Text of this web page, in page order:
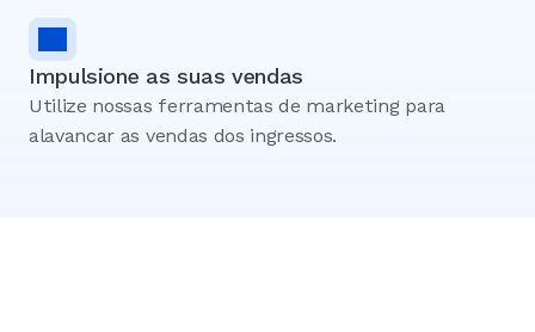
Impulsione as suas vendas
Utilize nossas ferramentas de marketing para
alavancar as vendas dos ingressos.